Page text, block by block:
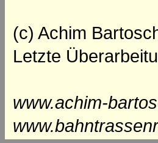
(c) Achim
Letzte
www.achim-